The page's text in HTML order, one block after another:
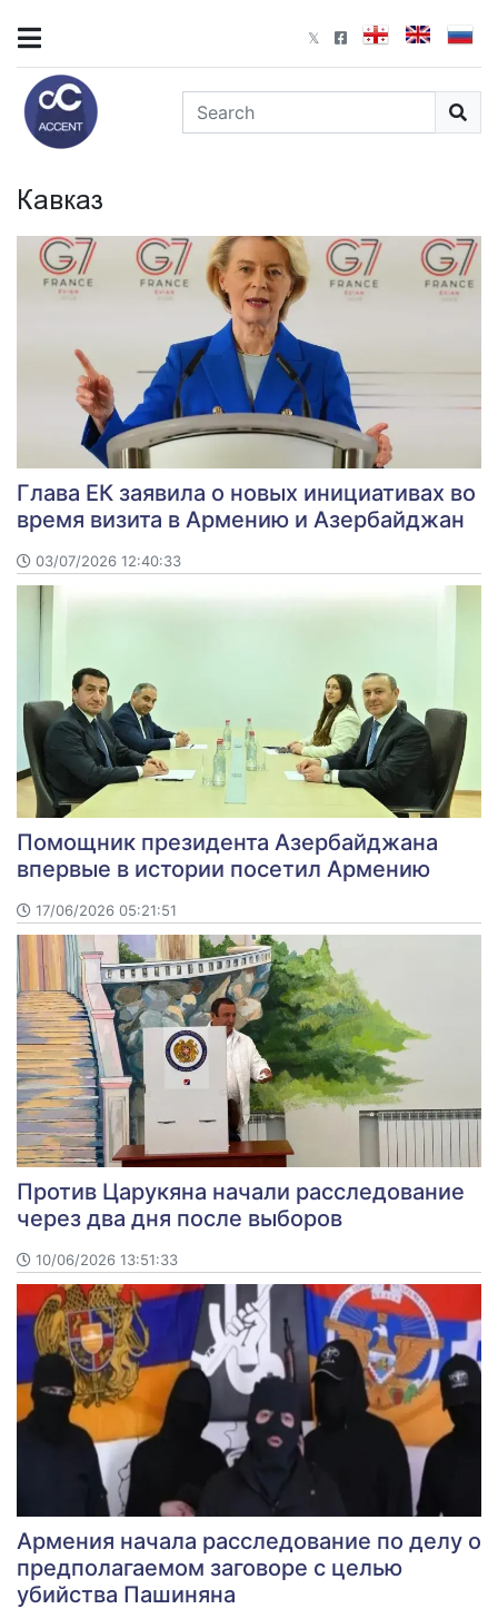
Кавказ
Глава ЕК заявила о новых инициативах во
время визита в Армению и Азербайджан
03/07/2026 12:40:33
Помощник президента Азербайджана
впервые в истории посетил Армению
17/06/2026 05:21:51
Против Царукяна начали расследование
через два дня после выборов
10/06/2026 13:51:33
Армения начала расследование по делу о
предполагаемом заговоре с целью
убийства Пашиняна